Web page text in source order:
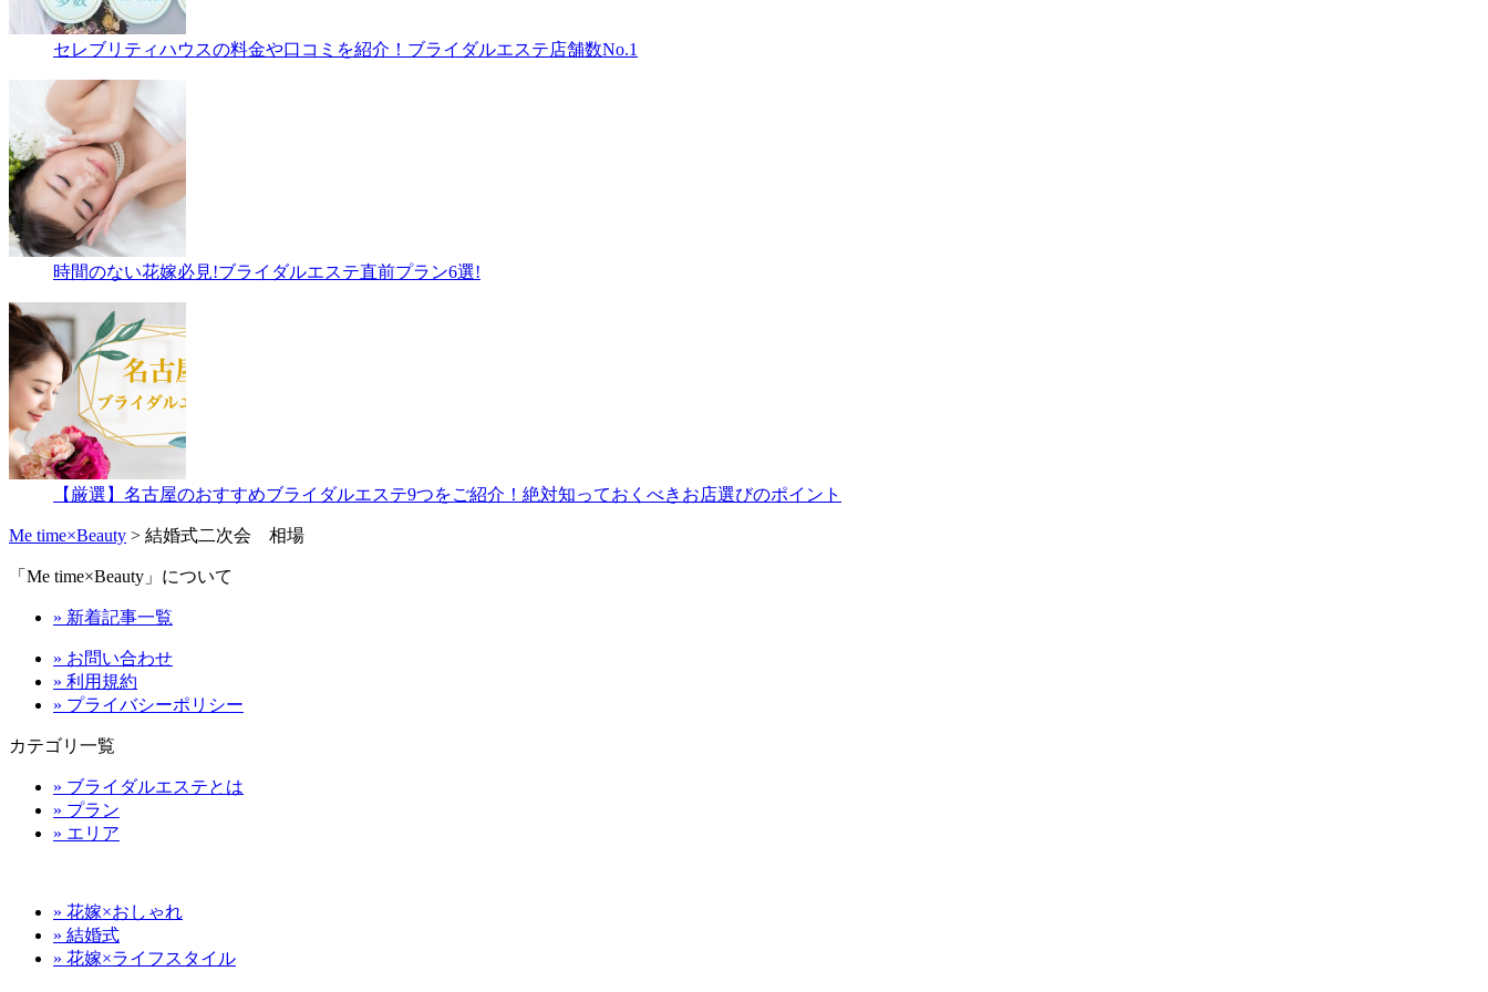
セレブリティハウスの料金や口コミを紹介！ブライダルエステ店舗数No.1
時間のない花嫁必見!ブライダルエステ直前プラン6選!
【厳選】名古屋のおすすめブライダルエステ9つをご紹介！絶対知っておくべきお店選びのポイント
Me time×Beauty > 結婚式二次会 相場
「Me time×Beauty」について
» 新着記事一覧
» お問い合わせ
» 利用規約
» プライバシーポリシー
カテゴリ一覧
» ブライダルエステとは
» プラン
» エリア
» 花嫁×おしゃれ
» 結婚式
» 花嫁×ライフスタイル